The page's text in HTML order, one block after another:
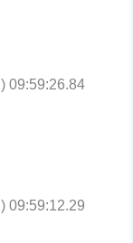
09:59:26.84
09:59:12.29